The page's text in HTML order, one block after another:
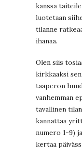
kanssa
luotetaan
tilanne
ihanaa.
Olen siis
kirkkaaksi
taaperon
vanhemman
tavallinen
kannattaa
numero 1-9)
kertaa